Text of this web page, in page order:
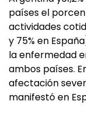
países el
actividades
y 75% en
la enfermedad
ambos países.
afectación
manifestó en